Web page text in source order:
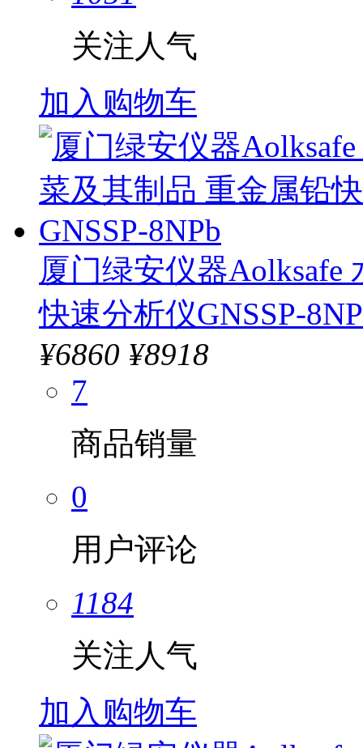
关注人气
加入购物车
厦门绿安仪器Aolksafe
快速分析仪GNSSP-
¥6860 ¥8918
7
商品销量
0
用户评论
1184
关注人气
加入购物车